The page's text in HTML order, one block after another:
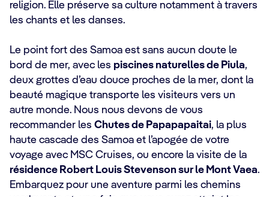
religion. Elle préserve sa culture notamment à travers
les chants et les danses.
Le point fort des Samoa est sans aucun doute le
bord de mer, avec les piscines naturelles de Piula,
deux grottes d’eau douce proches de la mer, dont la
beauté magique transporte les visiteurs vers un
autre monde. Nous nous devons de vous
recommander les Chutes de Papapapaitai, la plus
haute cascade des Samoa et l’apogée de votre
voyage avec MSC Cruises, ou encore la visite de la
résidence Robert Louis Stevenson sur le Mont Vaea.
Embarquez pour une aventure parmi les chemins